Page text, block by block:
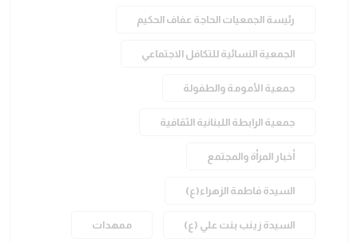
رئيسة الجمعيات الحاجة عفاف الحكيم
الجمعية النسائية للتكافل الاجتماعي
جمعية الأمومة والطفولة
جمعية الرابطة اللبنانية الثقافية
أخبار المرأة والمجتمع
السيدة فاطمة الزهراء(ع)
السيدة زينب بنت علي (ع) ممهدات